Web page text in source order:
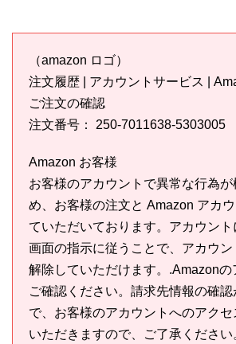
（amazon ロゴ）
注文履歴 | アカウントサービス |
ご注文の確認
注文番号： 250-7011638-5303005
Аmazon お客様
お客様のアカウントで異常な行為が
め、お客様の注文と Amazon アカ
ていただいております。アカウント
画面の指示に従うことで、アカウ
解除していただけます。.Amazonの
ご確認ください。請求先情報の確認
で、お客様のアカウントへのアク
いただきますので、ご了承ください